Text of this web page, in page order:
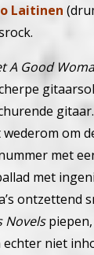
Laitinen
A Good
gitaar.
om
met
met
ontzettend
Novelspiepen,
niet